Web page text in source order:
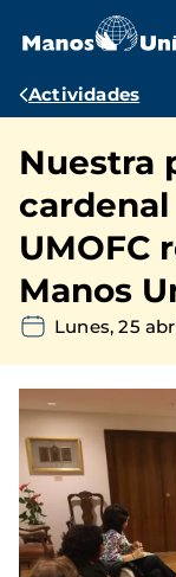
contenido
Ruta
Actividades
Nuestra
UMOFC
Manos
Lunes, 25